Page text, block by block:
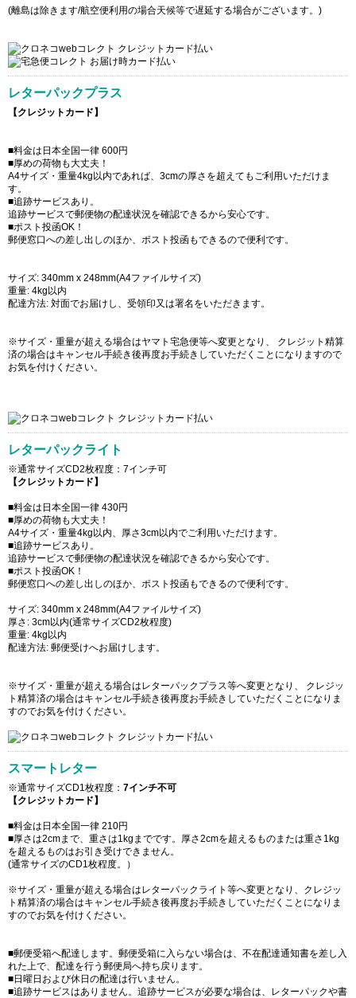
(離島は除きます/航空便利用の場合天候等で遅延する場合がございます。)
レターパックプラス
【クレジットカード】
■料金は日本全国一律 600円
■厚めの荷物も大丈夫！
A4サイズ・重量4kg以内であれば、3cmの厚さを超えてもご利用いただけま
す。
■追跡サービスあり。
追跡サービスで郵便物の配達状況を確認できるから安心です。
■ポスト投函OK！
郵便窓口への差し出しのほか、ポスト投函もできるので便利です。
サイズ: 340mm x 248mm(A4ファイルサイズ)
重量: 4kg以内
配達方法: 対面でお届けし、受領印又は署名をいただきます。
※サイズ・重量が超える場合はヤマト宅急便等へ変更となり、 クレジット精算
済の場合はキャンセル手続き後再度お手続きしていただくことになりますので
お気を付けください。
レターパックライト
※通常サイズCD2枚程度：7インチ可
【クレジットカード】
■料金は日本全国一律 430円
■厚めの荷物も大丈夫！
A4サイズ・重量4kg以内、厚さ3cm以内でご利用いただけます。
■追跡サービスあり。
追跡サービスで郵便物の配達状況を確認できるから安心です。
■ポスト投函OK！
郵便窓口への差し出しのほか、ポスト投函もできるので便利です。
サイズ: 340mm x 248mm(A4ファイルサイズ)
厚さ: 3cm以内(通常サイズCD2枚程度)
重量: 4kg以内
配達方法: 郵便受けへお届けします。
※サイズ・重量が超える場合はレターパックプラス等へ変更となり、 クレジッ
ト精算済の場合はキャンセル手続き後再度お手続きしていただくことになりま
すのでお気を付けください。
スマートレター
※通常サイズCD1枚程度： 7インチ不可
【クレジットカード】
■料金は日本全国一律 210円
■厚さは2cmまで、重さは1kgまでです。厚さ2cmを超えるものまたは重さ1kg
を超えるものはお引き受けできません。
(通常サイズのCD1枚程度。）
※サイズ・重量が超える場合はレターパックライト等へ変更となり、クレジッ
ト精算済の場合はキャンセル手続き後再度お手続きしていただくことになりま
すのでお気を付けください。
■郵便受箱へ配達します。郵便受箱に入らない場合は、不在配達通知書を差し入
れた上で、配達を行う郵便局へ持ち戻ります。
■日曜日および休日の配達は行いません。
■追跡サービスはありません。追跡サービスが必要な場合は、レターパックや書